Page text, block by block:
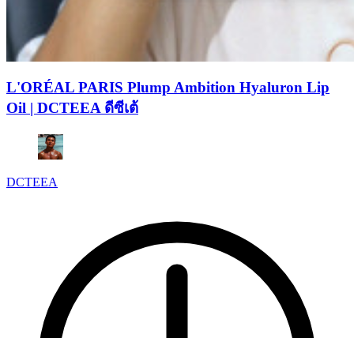
L'ORÉAL PARIS Plump Ambition Hyaluron Lip
Oil | DCTEEA ดีซีเต้
DCTEEA